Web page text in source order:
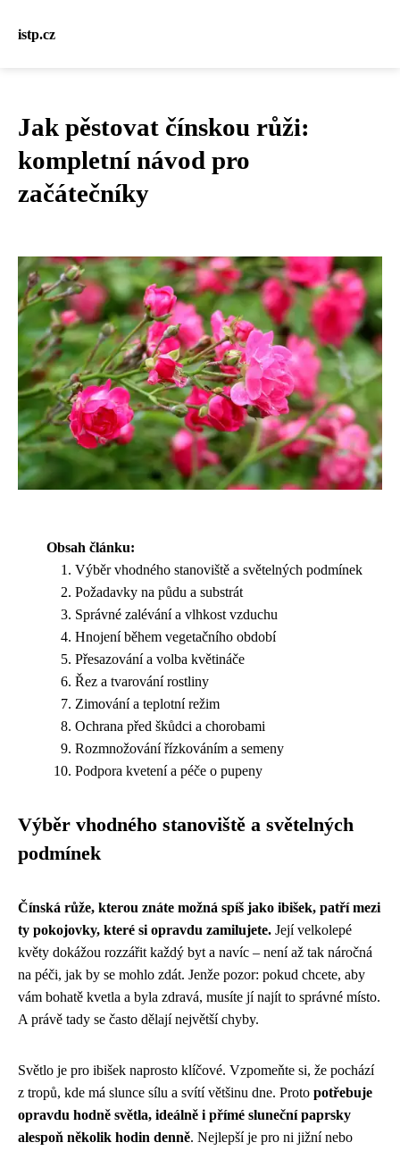
istp.cz
Jak pěstovat čínskou růži:
kompletní návod pro
začátečníky
Obsah článku:
Výběr vhodného stanoviště a světelných podmínek
Požadavky na půdu a substrát
Správné zalévání a vlhkost vzduchu
Hnojení během vegetačního období
Přesazování a volba květináče
Řez a tvarování rostliny
Zimování a teplotní režim
Ochrana před škůdci a chorobami
Rozmnožování řízkováním a semeny
Podpora kvetení a péče o pupeny
Výběr vhodného stanoviště a světelných
podmínek
Čínská růže, kterou znáte možná spíš jako ibišek, patří mezi
ty pokojovky, které si opravdu zamilujete. Její velkolepé
květy dokážou rozzářit každý byt a navíc – není až tak náročná
na péči, jak by se mohlo zdát. Jenže pozor: pokud chcete, aby
vám bohatě kvetla a byla zdravá, musíte jí najít to správné místo.
A právě tady se často dělají největší chyby.
Světlo je pro ibišek naprosto klíčové. Vzpomeňte si, že pochází
z tropů, kde má slunce sílu a svítí většinu dne. Proto potřebuje
opravdu hodně světla, ideálně i přímé sluneční paprsky
alespoň několik hodin denně. Nejlepší je pro ni jižní nebo